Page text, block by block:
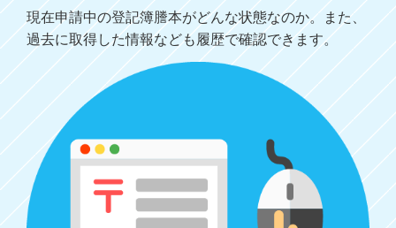
現在申請中の登記簿謄本がどんな状態なのか。また、
過去に取得した情報なども履歴で確認できます。